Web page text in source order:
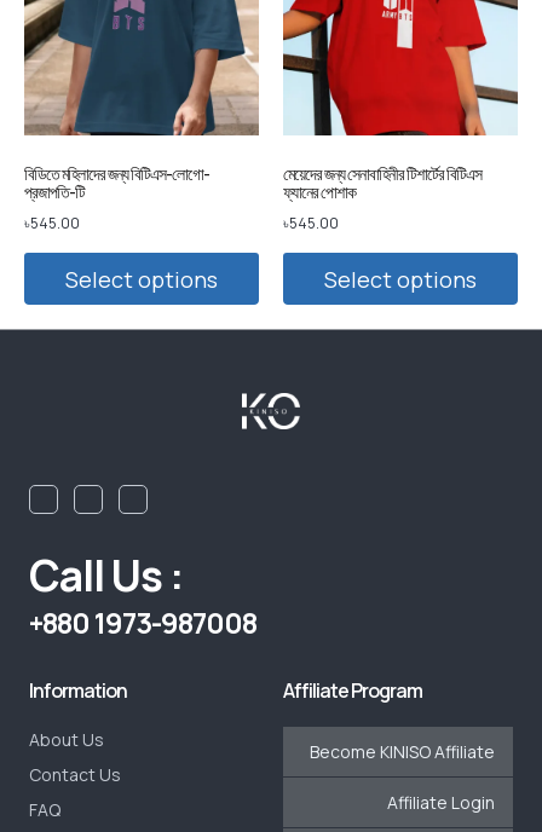
বিডিতে মহিলাদের জন্য বিটিএস-লোগো-
প্রজাপতি-টি
৳545.00
Select options
মেয়েদের জন্য সেনাবাহিনীর টিশার্টের বিটিএস
ফ্যানের পোশাক
৳545.00
Select options
Call Us :
+880 1973-987008
Information
About Us
Contact Us
FAQ
Affiliate Program
Become KINISO Affiliate
Affiliate Login